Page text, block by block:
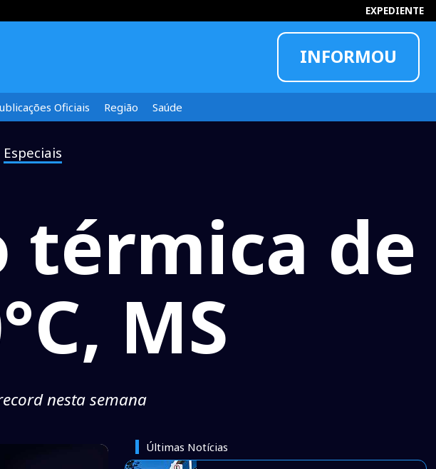
EXPEDIENTE
INFORMOU
Oficiais Região Saúde
Especiais
térmica de
MS
nesta semana
Últimas Notícias